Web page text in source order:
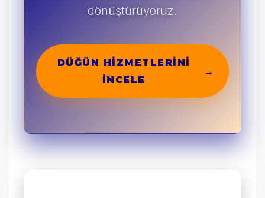
dönüştürüyoruz.
DÜĞÜN HIZMETLERINI
İNCELE
→